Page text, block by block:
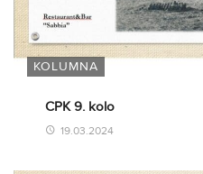
KOLUMNA
CPK 9. kolo
19.03.2024